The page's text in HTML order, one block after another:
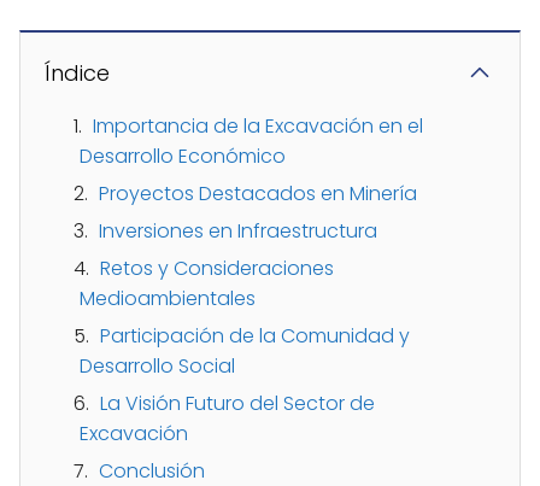
Índice
Importancia de la Excavación en el
Desarrollo Económico
Proyectos Destacados en Minería
Inversiones en Infraestructura
Retos y Consideraciones
Medioambientales
Participación de la Comunidad y
Desarrollo Social
La Visión Futuro del Sector de
Excavación
Conclusión